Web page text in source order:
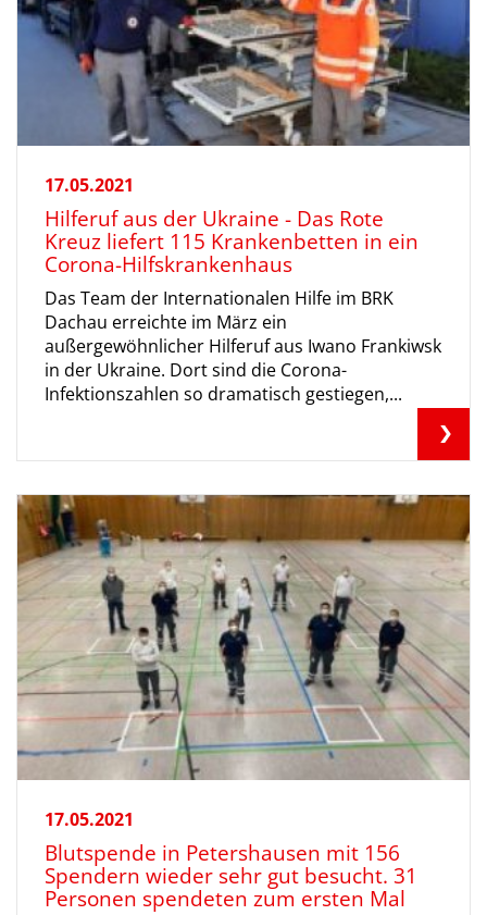
17.05.2021
Hilferuf aus der Ukraine - Das Rote
Kreuz liefert 115 Krankenbetten in ein
Corona-Hilfskrankenhaus
Das Team der Internationalen Hilfe im BRK
Dachau erreichte im März ein
außergewöhnlicher Hilferuf aus Iwano Frankiwsk
in der Ukraine. Dort sind die Corona-
Infektionszahlen so dramatisch gestiegen,...
17.05.2021
Blutspende in Petershausen mit 156
Spendern wieder sehr gut besucht. 31
Personen spendeten zum ersten Mal